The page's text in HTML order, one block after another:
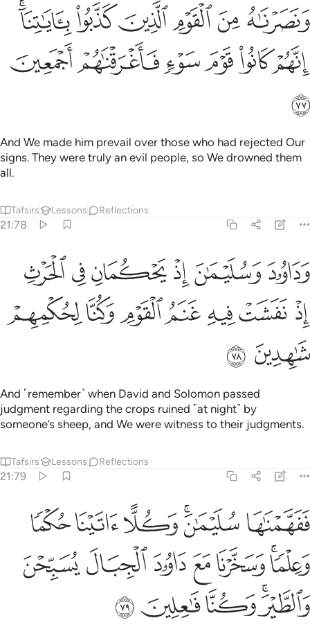
ونصرناه من القوم الذين كذبوا باياتنا انهم كانوا قوم سوء فاغرقناهم
وَنَصَرْنَـٰهُ مِنَ ٱلْقَوْمِ ٱلَّذِينَ كَذَّبُوا۟ بِـَٔايَـٰتِنَآ ۚ إِنَّهُمْ كَانُوا۟ قَوْمَ سَوْءٍۢ
ﱹﱺﱻﱼﱽﱾﱿ
ﲀﲁﲂﲃﲄﲅ
ﲆ
And We made him prevail over those who had rejected Our
signs. They were truly an evil people, so We drowned them
all.
Tafsirs Lessons Reflections
21:78
وداوود وسليمان اذ يحكمان في الحرث اذ نفشت فيه غنم القوم وكنا
وَدَاوُۥدَ وَسُلَيْمَـٰنَ إِذْ يَحْكُمَانِ فِى ٱلْحَرْثِ إِذْ نَفَشَتْ فِيهِ غَنَمُ ٱلْقَوْمِ وَكُنَّا
ﲇﲈﲉﲊﲋﲌ
ﲍ ﲎﲏﲐﲑﲒﲓ
ﲔ ﲕ
And ˹remember˺ when David and Solomon passed
judgment regarding the crops ruined ˹at night˺ by
someone’s sheep, and We were witness to their judgments.
Tafsirs Lessons Reflections
21:79
ففهمناها سليمان وكلا اتينا حكما وعلما وسخرنا مع داوود الجبال يسبحن
فَفَهَّمْنَـٰهَا سُلَيْمَـٰنَ ۚ وَكُلًّا ءَاتَيْنَا حُكْمًۭا وَعِلْمًۭا ۚ وَسَخَّرْنَا مَعَ دَاوُۥدَ ٱلْجِبَالَ
ﲖﲗﲘﲙﲚﲛ
ﲜﲝﲞﲟﲠﲡﲢ
ﲣﲤﲥﲦﲧ